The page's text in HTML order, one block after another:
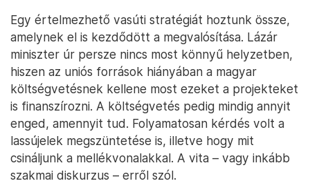
Egy értelmezhető vasúti stratégiát hoztunk össze,
amelynek el is kezdődött a megvalósítása. Lázár
miniszter úr persze nincs most könnyű helyzetben,
hiszen az uniós források hiányában a magyar
költségvetésnek kellene most ezeket a projekteket
is finanszírozni. A költségvetés pedig mindig annyit
enged, amennyit tud. Folyamatosan kérdés volt a
lassújelek megszüntetése is, illetve hogy mit
csináljunk a mellékvonalakkal. A vita – vagy inkább
szakmai diskurzus – erről szól.